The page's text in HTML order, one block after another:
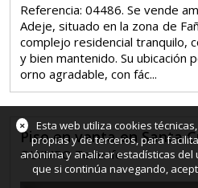
Referencia: 04486. Se vende
Adeje, situado en la zona de
complejo residencial tranquilo,
y bien mantenido. Su
orno agradable, con fác...
Piso en venta en Santa
OLYMPO Tenerife
×
Esta web utiliza cookies
propias y de terceros, para
anónima y analizar estadísticas del
que si continúa navegando,